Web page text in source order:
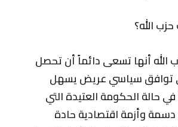
الله؟
الله أنها تسعى دائماً أن تحصل
توافق سياسي عريض يسهل
حالة الحكومة العتيدة التي
وأزمة اقتصادية حادة